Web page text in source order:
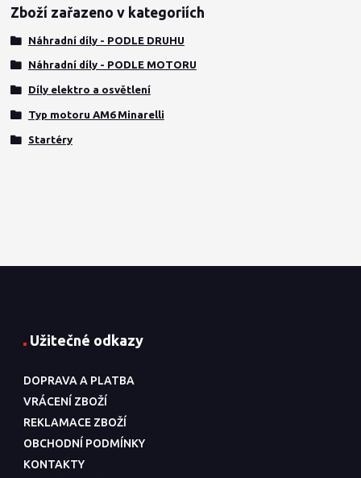
Zboží zařazeno v kategoriích
Náhradní díly - PODLE DRUHU
Náhradní díly - PODLE MOTORU
Díly elektro a osvětlení
Typ motoru AM6 Minarelli
Startéry
Užitečné odkazy
DOPRAVA A PLATBA
VRÁCENÍ ZBOŽÍ
REKLAMACE ZBOŽÍ
OBCHODNÍ PODMÍNKY
KONTAKTY